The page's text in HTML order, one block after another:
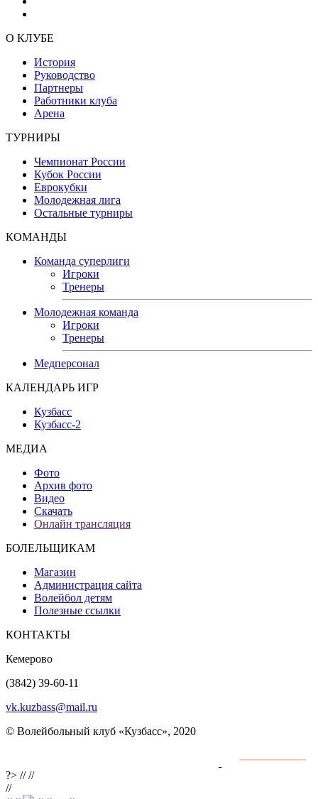
О КЛУБЕ
История
Руководство
Партнеры
Работники клуба
Арена
ТУРНИРЫ
Чемпионат России
Кубок России
Еврокубки
Молодежная лига
Остальные турниры
КОМАНДЫ
Команда суперлиги
Игроки
Тренеры
Молодежная команда
Игроки
Тренеры
Медперсонал
КАЛЕНДАРЬ ИГР
Кузбасс
Кузбасс-2
МЕДИА
Фото
Архив фото
Видео
Скачать
Онлайн трансляция
БОЛЕЛЬЩИКАМ
Магазин
Администрация сайта
Волейбол детям
Полезные ссылки
КОНТАКТЫ
Кемерово
(3842) 39-60-11
vk.kuzbass@mail.ru
© Волейбольный клуб «Кузбасс», 2020
?> ////
//